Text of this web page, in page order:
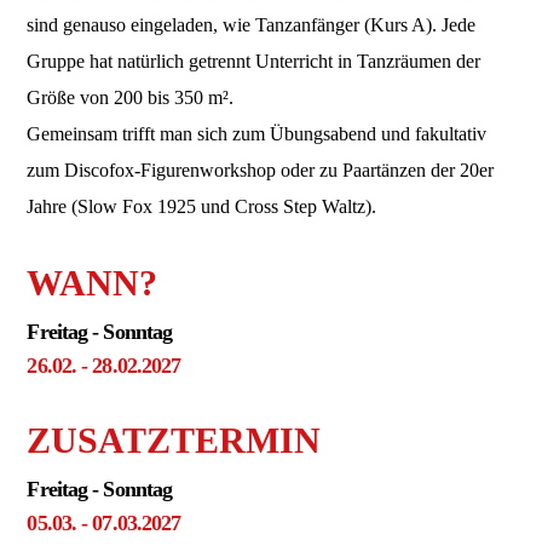
sind genauso eingeladen, wie Tanzanfänger (Kurs A). Jede
Gruppe hat natürlich getrennt Unterricht in Tanzräumen der
Größe von 200 bis 350 m².
Gemeinsam trifft man sich zum Übungsabend und fakultativ
zum Discofox-Figurenworkshop oder zu Paartänzen der 20er
Jahre (Slow Fox 1925 und Cross Step Waltz).
Freitag - Sonntag
26.02. - 28.02.2027
WANN?
Freitag - Sonntag
05.03. - 07.03.2027
ZUSATZTERMIN